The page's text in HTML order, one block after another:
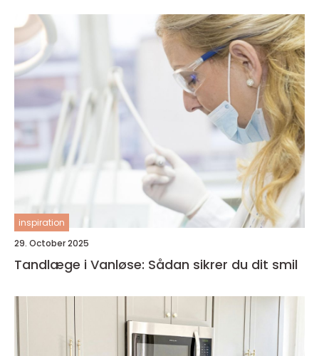
inspiration
29. October 2025
Tandlæge i Vanløse: Sådan sikrer du dit smil